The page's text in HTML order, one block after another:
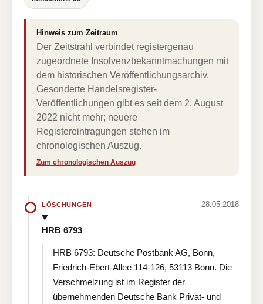
Hinweis zum Zeitraum
Der Zeitstrahl verbindet registergenau
zugeordnete Insolvenzbekanntmachungen mit
dem historischen Veröffentlichungsarchiv.
Gesonderte Handelsregister-
Veröffentlichungen gibt es seit dem 2. August
2022 nicht mehr; neuere
Registereintragungen stehen im
chronologischen Auszug.
Zum chronologischen Auszug
LÖSCHUNGEN 28.05.2018
HRB 6793
HRB 6793: Deutsche Postbank AG, Bonn,
Friedrich-Ebert-Allee 114-126, 53113 Bonn. Die
Verschmelzung ist im Register der
übernehmenden Deutsche Bank Privat- und